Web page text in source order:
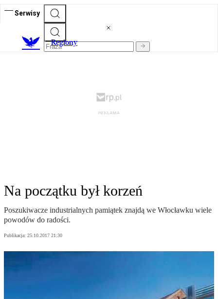
Serwisy
Regiony
Na początku był korzeń
Poszukiwacze industrialnych pamiątek znajdą we Włocławku wiele
powodów do radości.
Publikacja: 25.10.2017 21:30